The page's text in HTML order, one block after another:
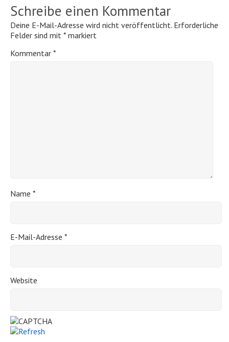
Schreibe einen Kommentar
Deine E-Mail-Adresse wird nicht veröffentlicht. Erforderliche
Felder sind mit * markiert
Kommentar *
Name *
E-Mail-Adresse *
Website